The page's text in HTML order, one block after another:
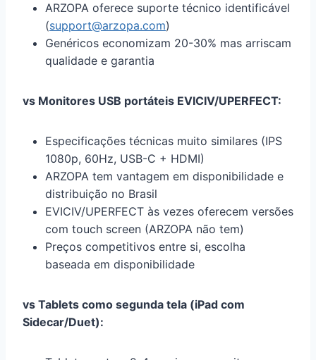
ARZOPA oferece suporte técnico identificável
(support@arzopa.com)
Genéricos economizam 20-30% mas arriscam
qualidade e garantia
vs Monitores USB portáteis EVICIV/UPERFECT:
Especificações técnicas muito similares (IPS
1080p, 60Hz, USB-C + HDMI)
ARZOPA tem vantagem em disponibilidade e
distribuição no Brasil
EVICIV/UPERFECT às vezes oferecem versões
com touch screen (ARZOPA não tem)
Preços competitivos entre si, escolha
baseada em disponibilidade
vs Tablets como segunda tela (iPad com
Sidecar/Duet):